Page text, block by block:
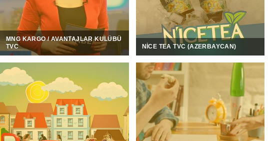
MNG KARGO / AVANTAJLAR KULÜBÜ
TVC
NICE TEA TVC (AZERBAYCAN)